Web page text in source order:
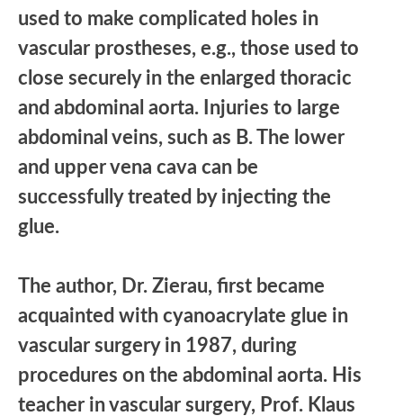
used to make complicated holes in
vascular prostheses, e.g., those used to
close securely in the enlarged thoracic
and abdominal aorta. Injuries to large
abdominal veins, such as B. The lower
and upper vena cava can be
successfully treated by injecting the
glue.
The author, Dr. Zierau, first became
acquainted with cyanoacrylate glue in
vascular surgery in 1987, during
procedures on the abdominal aorta. His
teacher in vascular surgery, Prof. Klaus